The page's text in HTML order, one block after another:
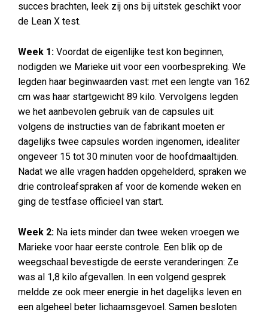
succes brachten, leek zij ons bij uitstek geschikt voor
de Lean X test.
Week 1: Voordat de eigenlijke test kon beginnen,
nodigden we Marieke uit voor een voorbespreking. We
legden haar beginwaarden vast: met een lengte van 162
cm was haar startgewicht 89 kilo. Vervolgens legden
we het aanbevolen gebruik van de capsules uit:
volgens de instructies van de fabrikant moeten er
dagelijks twee capsules worden ingenomen, idealiter
ongeveer 15 tot 30 minuten voor de hoofdmaaltijden.
Nadat we alle vragen hadden opgehelderd, spraken we
drie controleafspraken af voor de komende weken en
ging de testfase officieel van start.
Week 2: Na iets minder dan twee weken vroegen we
Marieke voor haar eerste controle. Een blik op de
weegschaal bevestigde de eerste veranderingen: Ze
was al 1,8 kilo afgevallen. In een volgend gesprek
meldde ze ook meer energie in het dagelijks leven en
een algeheel beter lichaamsgevoel. Samen besloten